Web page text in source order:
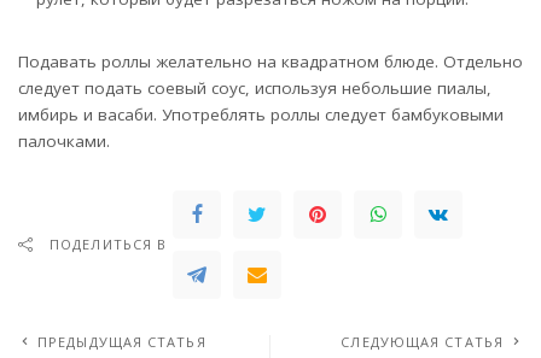
Подавать роллы желательно на квадратном блюде. Отдельно
следует подать соевый соус, используя небольшие пиалы,
имбирь и васаби. Употреблять роллы следует бамбуковыми
палочками.
ПОДЕЛИТЬСЯ В
ПРЕДЫДУЩАЯ СТАТЬЯ СЛЕДУЮЩАЯ СТАТЬЯ